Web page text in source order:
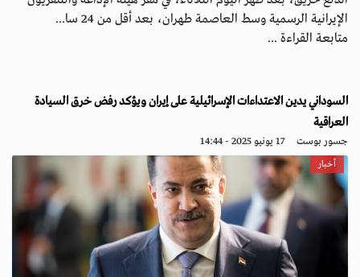
الإيرانية الرسمية وسط العاصمة طهران، بعد أقل من 24 سا...
متابعة القراءة ...
السوداني يدين الاعتداءات الإسرائيلية على إيران ويؤكد رفض خرق السيادة
العراقية
جسور بوست 17 يونيو 2025 - 14:44
أخبار